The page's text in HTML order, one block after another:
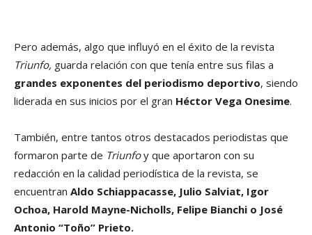
Pero además, algo que influyó en el éxito de la revista
Triunfo, guarda relación con que tenía entre sus filas a
grandes exponentes del periodismo deportivo, siendo
liderada en sus inicios por el gran Héctor Vega Onesime.
También, entre tantos otros destacados periodistas que
formaron parte de Triunfoy que aportaron con su
redacción en la calidad periodística de la revista, se
encuentran Aldo Schiappacasse, Julio Salviat, Igor
Ochoa, Harold Mayne-Nicholls, Felipe Bianchi o José
Antonio “Toño” Prieto.